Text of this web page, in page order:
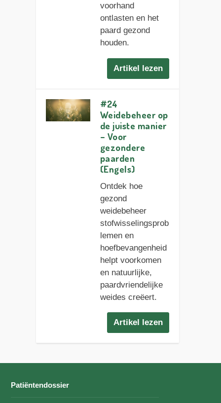
voorhand
ontlasten en het
paard gezond
houden.
Artikel lezen
#24
Weidebeheer op
de juiste manier
– Voor
gezondere
paarden
(Engels)
Ontdek hoe
gezond
weidebeheer
stofwisselingsprob
lemen en
hoefbevangenheid
helpt voorkomen
en natuurlijke,
paardvriendelijke
weides creëert.
Artikel lezen
Patiëntendossier